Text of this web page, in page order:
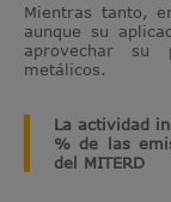
Mientras tanto,
aunque su
aprovechar su
metálicos.
La actividad
% de las
del MITERD